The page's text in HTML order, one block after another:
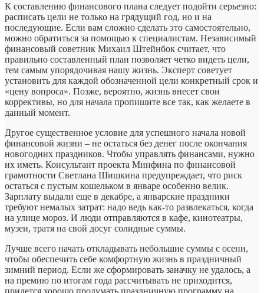
К составлению финансового плана следует подойти серьезно:
расписать цели не только на грядущий год, но и на
последующие. Если вам сложно сделать это самостоятельно,
можно обратиться за помощью к специалистам. Независимый
финансовый советник Михаил Штейнбок считает, что
правильно составленный план позволяет четко видеть цели,
тем самым упорядочивая нашу жизнь. Эксперт советует
установить для каждой обозначенной цели конкретный срок и
«цену вопроса». Позже, вероятно, жизнь внесет свои
коррективы, но для начала пропишите все так, как желаете в
данный момент.
Другое существенное условие для успешного начала новой
финансовой жизни – не остаться без денег после окончания
новогодних праздников. Чтобы управлять финансами, нужно
их иметь. Консультант проекта Минфина по финансовой
грамотности Светлана Шишкина предупреждает, что риск
остаться с пустым кошельком в январе особенно велик.
Зарплату выдали еще в декабре, а январские праздники
требуют немалых затрат: надо ведь как-то развлекаться, когда
на улице мороз. И люди отправляются в кафе, кинотеатры,
музеи, тратя на свой досуг солидные суммы.
Лучше всего начать откладывать небольшие суммы с осени,
чтобы обеспечить себе комфортную жизнь в праздничный
зимний период. Если же сформировать заначку не удалось, а
на премию по итогам года рассчитывать не приходится,
придется хорошо продумать праздничную программу на